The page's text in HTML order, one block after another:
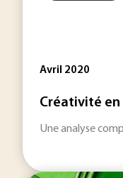
Avril 2020
Créativité
Une analyse